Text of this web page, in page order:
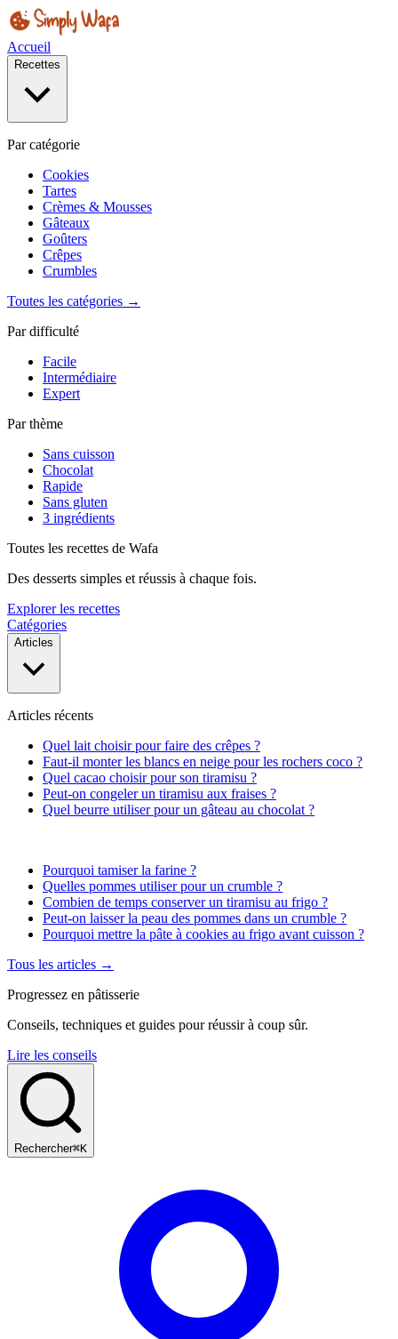
Accueil
Recettes
Par catégorie
Cookies
Tartes
Crèmes & Mousses
Gâteaux
Goûters
Crêpes
Crumbles
Toutes les catégories →
Par difficulté
Facile
Intermédiaire
Expert
Par thème
Sans cuisson
Chocolat
Rapide
Sans gluten
3 ingrédients
Toutes les recettes de Wafa
Des desserts simples et réussis à chaque fois.
Explorer les recettes
Catégories
Articles
Articles récents
Quel lait choisir pour faire des crêpes ?
Faut-il monter les blancs en neige pour les rochers coco ?
Quel cacao choisir pour son tiramisu ?
Peut-on congeler un tiramisu aux fraises ?
Quel beurre utiliser pour un gâteau au chocolat ?
Pourquoi tamiser la farine ?
Quelles pommes utiliser pour un crumble ?
Combien de temps conserver un tiramisu au frigo ?
Peut-on laisser la peau des pommes dans un crumble ?
Pourquoi mettre la pâte à cookies au frigo avant cuisson ?
Tous les articles →
Progressez en pâtisserie
Conseils, techniques et guides pour réussir à coup sûr.
Lire les conseils
Rechercher⌘K